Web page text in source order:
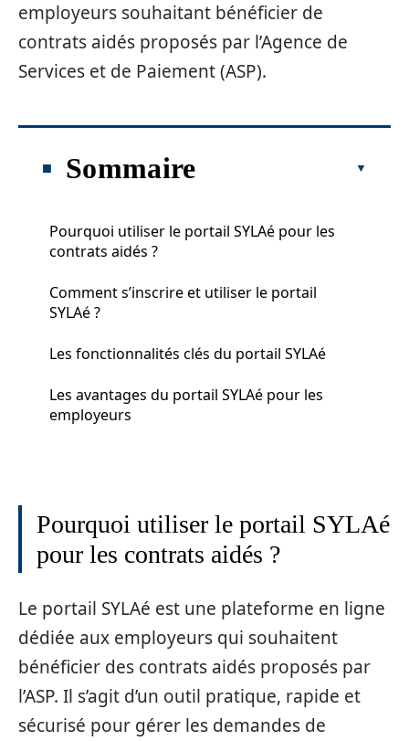
employeurs souhaitant bénéficier de
contrats aidés proposés par l’Agence de
Services et de Paiement (ASP).
Sommaire
Pourquoi utiliser le portail SYLAé pour les
contrats aidés ?
Comment s’inscrire et utiliser le portail
SYLAé ?
Les fonctionnalités clés du portail SYLAé
Les avantages du portail SYLAé pour les
employeurs
Pourquoi utiliser le portail SYLAé
pour les contrats aidés ?
Le portail SYLAé est une plateforme en ligne
dédiée aux employeurs qui souhaitent
bénéficier des contrats aidés proposés par
l’ASP. Il s’agit d’un outil pratique, rapide et
sécurisé pour gérer les demandes de